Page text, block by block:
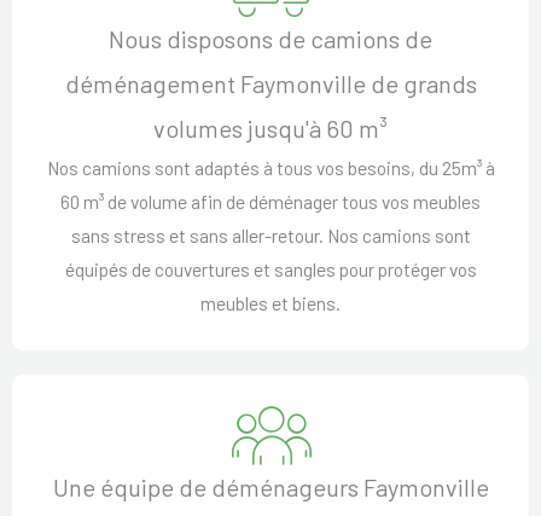
Nous disposons de camions de
déménagement Faymonville de grands
volumes jusqu'à 60 m³
Nos camions sont adaptés à tous vos besoins, du 25m³ à
60 m³ de volume afin de déménager tous vos meubles
sans stress et sans aller-retour. Nos camions sont
équipés de couvertures et sangles pour protéger vos
meubles et biens.
Une équipe de déménageurs Faymonville